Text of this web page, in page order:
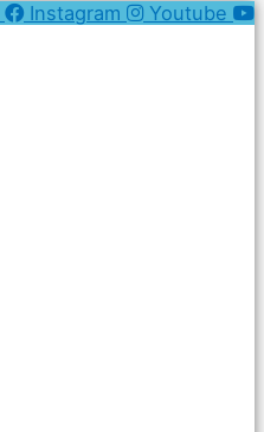
Instagram Youtube